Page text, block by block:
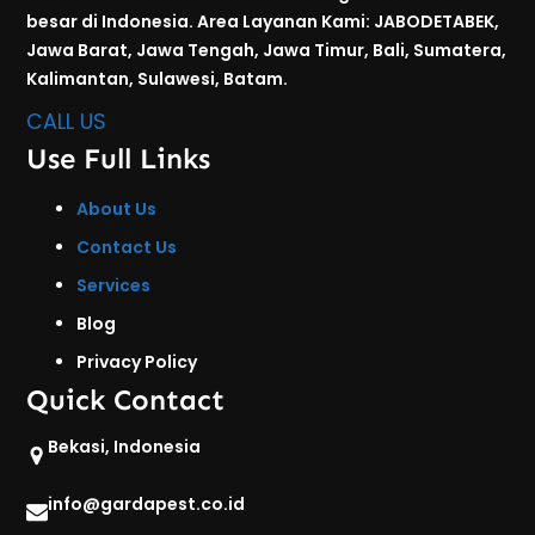
besar di Indonesia. Area Layanan Kami: JABODETABEK,
Jawa Barat, Jawa Tengah, Jawa Timur, Bali, Sumatera,
Kalimantan, Sulawesi, Batam.
CALL US
Use Full Links
About Us
Contact Us
Services
Blog
Privacy Policy
Quick Contact
Bekasi, Indonesia
info@gardapest.co.id